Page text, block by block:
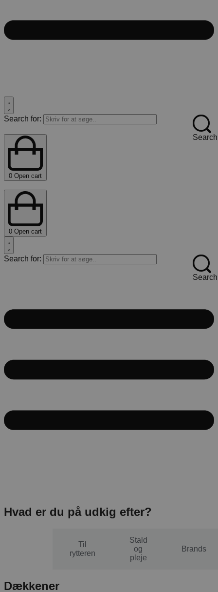
Search for:
Search
0 Open cart
0 Open cart
Search for:
Search
Hvad er du på udkig efter?
Til
rytteren
Stald
og
pleje
Brands
Dækkener